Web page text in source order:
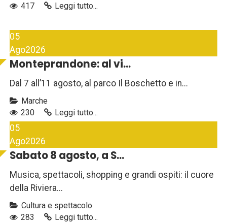
417
Leggi tutto...
05
Ago2026
Monteprandone: al vi...
Dal 7 all’11 agosto, al parco Il Boschetto e in...
Marche
230
Leggi tutto...
05
Ago2026
Sabato 8 agosto, a S...
Musica, spettacoli, shopping e grandi ospiti: il cuore
della Riviera...
Cultura e spettacolo
283
Leggi tutto...